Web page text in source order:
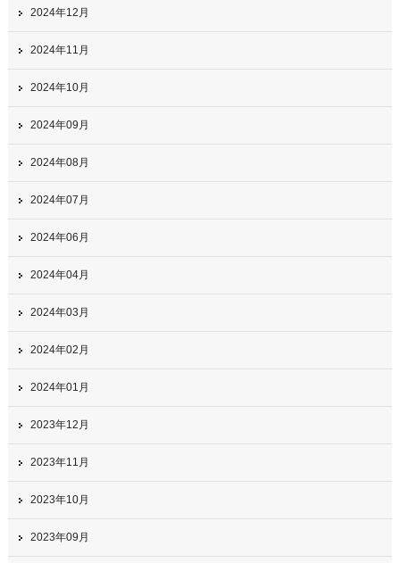
2024年12月
2024年11月
2024年10月
2024年09月
2024年08月
2024年07月
2024年06月
2024年04月
2024年03月
2024年02月
2024年01月
2023年12月
2023年11月
2023年10月
2023年09月